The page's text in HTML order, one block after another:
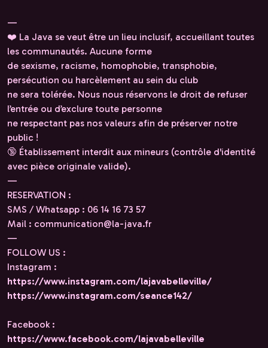
—
❤️ La Java se veut être un lieu inclusif, accueillant toutes
les communautés. Aucune forme
de sexisme, racisme, homophobie, transphobie,
persécution ou harcèlement au sein du club
ne sera tolérée. Nous nous réservons le droit de refuser
l’entrée ou d’exclure toute personne
ne respectant pas nos valeurs afin de préserver notre
public !
🔞 Établissement interdit aux mineurs (contrôle d'identité
avec pièce originale valide).
—
RESERVATION :
SMS / Whatsapp : 06 14 16 73 57
Mail : communication@la-java.fr
—
FOLLOW US :
Instagram :
https://www.instagram.com/lajavabelleville/
https://www.instagram.com/seance142/
Facebook :
https://www.facebook.com/lajavabelleville